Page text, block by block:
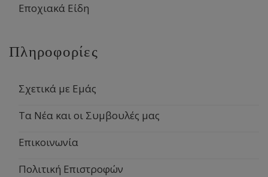
Εποχιακά Είδη
Πληροφορίες
Σχετικά με Εμάς
Τα Νέα και οι Συμβουλές μας
Επικοινωνία
Πολιτική Επιστροφών